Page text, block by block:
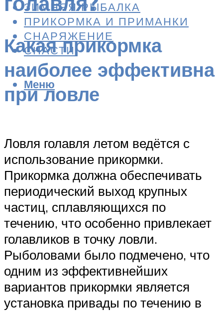
ЗИМНЯЯ РЫБАЛКА
ПРИКОРМКА И ПРИМАНКИ
СНАРЯЖЕНИЕ
СНАСТИ
Меню
Какая прикормка
наиболее эффективна
при ловле
Ловля голавля летом ведётся с
использование прикормки.
Прикормка должна обеспечивать
периодический выход крупных
частиц, сплавляющихся по
течению, что особенно привлекает
голавликов в точку ловли.
Рыболовами было подмечено, что
одним из эффективнейших
вариантов прикормки является
установка привады по течению в